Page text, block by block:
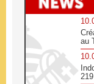
au